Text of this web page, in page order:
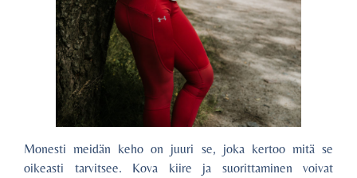
Monesti meidän keho on juuri se, joka kertoo mitä se
oikeasti tarvitsee. Kova kiire ja suorittaminen voivat